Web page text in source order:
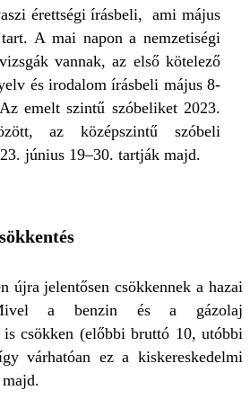
érettségi írásbeli, ami május
A mai napon a nemzetiségi
vannak, az első kötelező
és irodalom írásbeli május 8-
emelt szintű szóbeliket 2023.
az középszintű szóbeli
június 19–30. tartják majd.
újra jelentősen csökkennek a hazai
a benzin és a gázolaj
is csökken (előbbi bruttó 10, utóbbi
várhatóan ez a kiskereskedelmi